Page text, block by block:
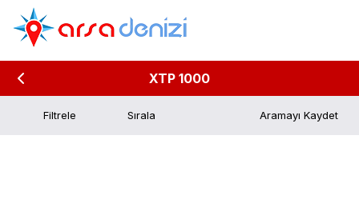
XTP 1000
Filtrele Aramayı Kaydet